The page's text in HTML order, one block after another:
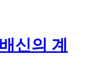
신의 계